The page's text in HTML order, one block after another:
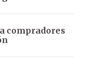
compradores